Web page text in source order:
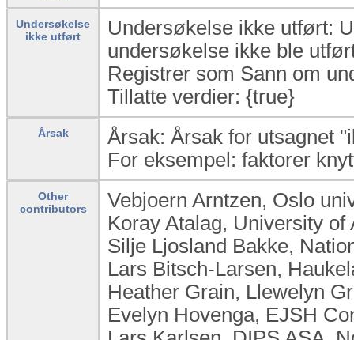
Undersøkelse
ikke utført
Undersøkelse ikke utført:
undersøkelse ikke ble
Registrer som Sann om
Tillatte verdier: {true}
Årsak
Årsak: Årsak for utsagnet
For eksempel: faktorer
Other
contributors
Vebjoern Arntzen, Oslo
Koray Atalag, University
Silje Ljosland Bakke,
Lars Bitsch-Larsen,
Heather Grain, Llewelyn
Evelyn Hovenga, EJSH